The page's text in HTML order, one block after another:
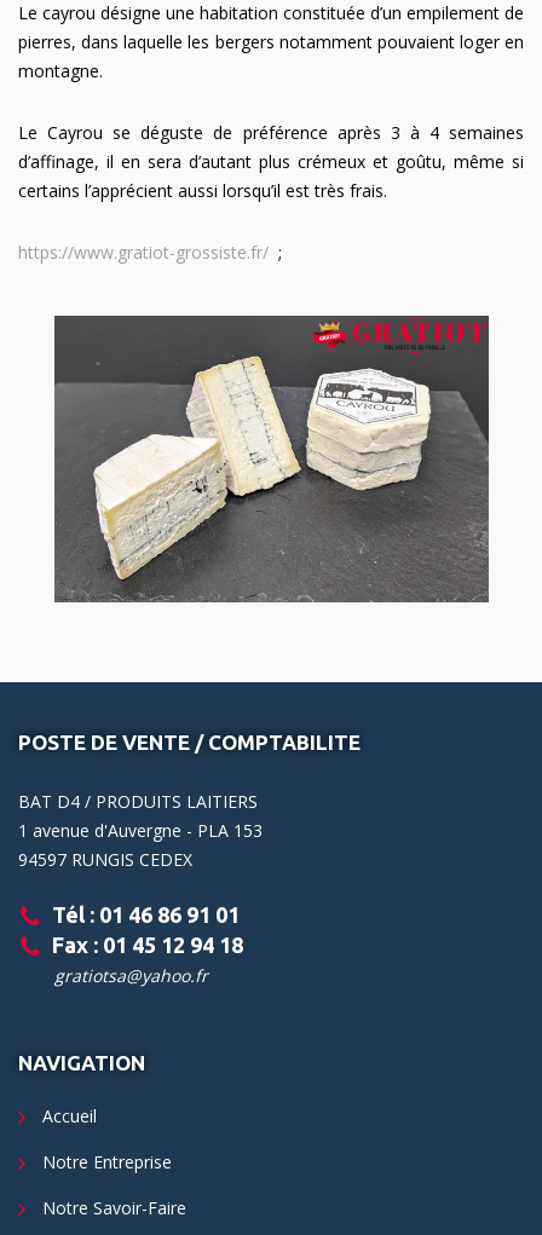
Le cayrou désigne une habitation constituée d’un empilement de
pierres, dans laquelle les bergers notamment pouvaient loger en
montagne.
Le Cayrou se déguste de préférence après 3 à 4 semaines
d’affinage, il en sera d’autant plus crémeux et goûtu, même si
certains l’apprécient aussi lorsqu’il est très frais.
https://www.gratiot-grossiste.fr/ ;
POSTE DE VENTE / COMPTABILITE
BAT D4 / PRODUITS LAITIERS
1 avenue d'Auvergne - PLA 153
94597 RUNGIS CEDEX
Tél : 01 46 86 91 01
Fax : 01 45 12 94 18
gratiotsa@yahoo.fr
NAVIGATION
Accueil
Notre Entreprise
Notre Savoir-Faire